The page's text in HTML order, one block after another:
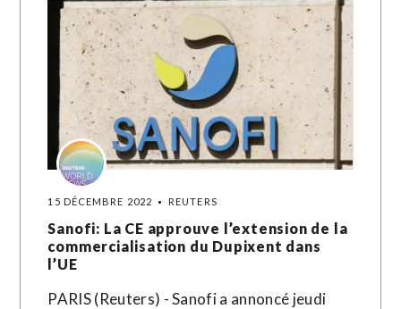
15 DÉCEMBRE 2022 REUTERS
Sanofi: La CE approuve l’extension de la
commercialisation du Dupixent dans
l’UE
PARIS (Reuters) - Sanofi a annoncé jeudi